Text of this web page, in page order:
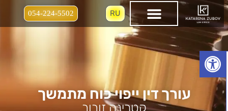
Открыть панель инструментов
RU
054-224-5502
עורך דין ייפוי כוח מתמשך
קטרינה זובוב